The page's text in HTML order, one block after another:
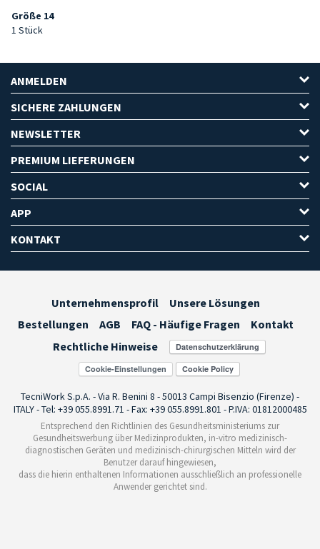
Größe 14
1 Stück
ANMELDEN
SICHERE ZAHLUNGEN
NEWSLETTER
PREMIUM LIEFERUNGEN
SOCIAL
APP
KONTAKT
Unternehmensprofil
Unsere Lösungen
Bestellungen
AGB FAQ - Häufige Fragen
Kontakt
Rechtliche Hinweise
Cookie-Einstellungen
TecniWork S.p.A. - Via R. Benini 8 - 50013 Campi Bisenzio (Firenze) -
ITALY - Tel: +39 055.8991.71 - Fax: +39 055.8991.801 - P.IVA: 01812000485
Entsprechend den Richtlinien des Gesundheitsministeriums zur
Gesundheitswerbung über Medizinprodukten, in-vitro medizinisch-
diagnostischen Geräten und medizinisch-chirurgischen Mitteln wird der
Benutzer darauf hingewiesen,
dass die hierin enthaltenen Informationen ausschließlich an professionelle
Anwender gerichtet sind.